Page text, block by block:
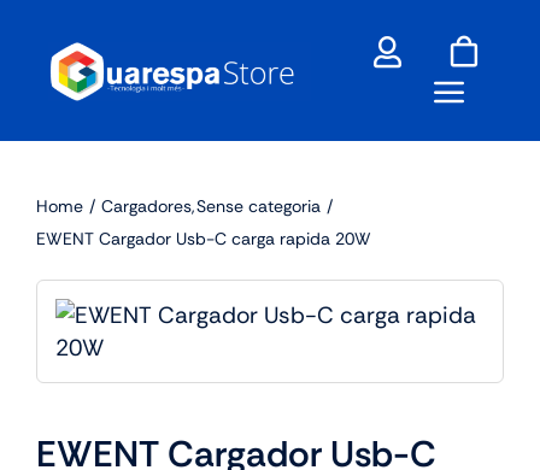
content
Home Cargadores Sense categoria
EWENT Cargador Usb-C carga rapida 20W
EWENT Cargador Usb-C